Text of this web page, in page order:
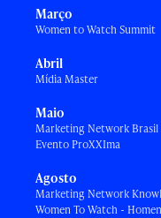
Março
Women to Watch Summit
Abril
Mídia Master
Maio
Marketing Network Brasil
Evento ProXXIma
Agosto
Marketing Network
Women To Watch -